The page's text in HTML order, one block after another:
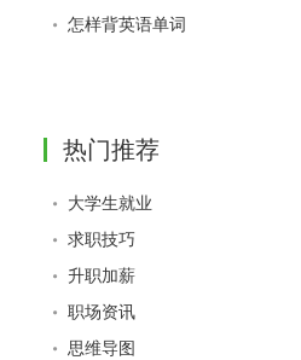
怎样背英语单词
热门推荐
大学生就业
求职技巧
升职加薪
职场资讯
思维导图